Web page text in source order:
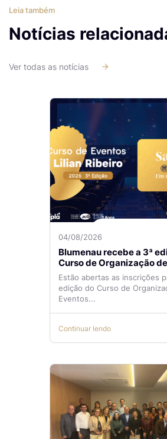
Leia também
Notícias
Ver todas as notícias
04/08/2026
Blumenau recebe a 3ª
Curso de Organização de
Lilian Ribeiro
Estão abertas as inscrições
edição do Curso de
Eventos...
Continuar lendo